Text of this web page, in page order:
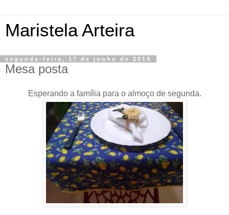
Maristela Arteira
segunda-feira, 17 de junho de 2019
Mesa posta
Esperando a família para o almoço de segunda.